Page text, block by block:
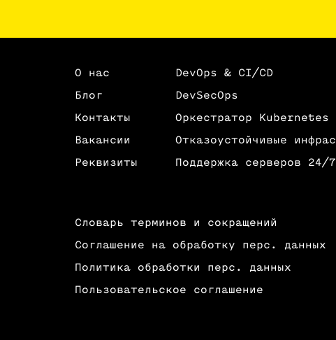
О нас
Блог
Контакты
Вакансии
Реквизиты
DevOps & CI/CD
DevSecOps
Оркестратор Kubernetes
Отказоустойчивые
Поддержка серверов 24/7
Словарь терминов и сокращений
Соглашение на обработку перс. данных
Политика обработки перс. данных
Пользовательское соглашение